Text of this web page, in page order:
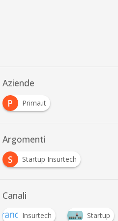
Aziende
P
Prima.it
Argomenti
S
Startup Insurtech
Canali
Insurtech Startup